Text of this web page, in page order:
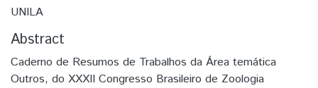
UNILA
Abstract
Caderno de Resumos de Trabalhos da Área temática
Outros, do XXXII Congresso Brasileiro de Zoologia